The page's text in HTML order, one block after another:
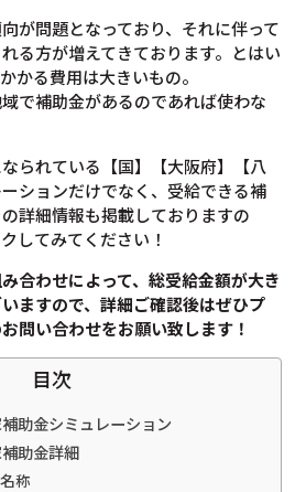
が問題となっており、それに伴って
る方が増えてきております。とはい
かる費用は大きいもの。
で補助金があるのであれば使わな
られている【国】【大阪府】【八
ションだけでなく、受給できる補
詳細情報も掲載しておりますの
してみてください！
合わせによって、総受給金額が大き
ますので、詳細ご確認後はぜひプ
問い合わせをお願い致します！
目次
助金シミュレーション
助金詳細
称